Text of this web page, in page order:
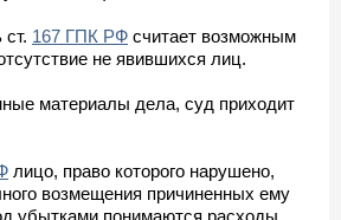
167 ГПК РФ считает возможным
не явившихся лиц.
материалы дела, суд приходит
лицо, право которого нарушено,
возмещения причиненных ему
убытками понимаются расходы,